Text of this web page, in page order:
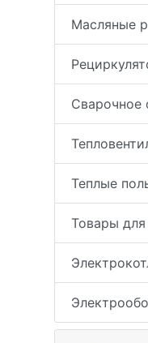
Масляные
Сварочное
Теплые
Товары